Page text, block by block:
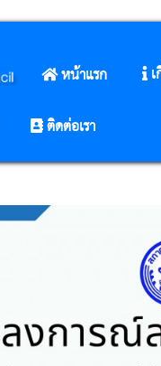
หน้าแรก
ติดต่อเรา